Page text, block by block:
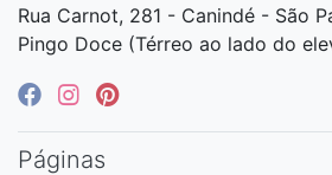
Rua Carnot, 281 - Canindé - São
Pingo Doce (Térreo ao lado do
Páginas